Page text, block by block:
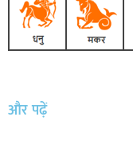
और पढ़ें